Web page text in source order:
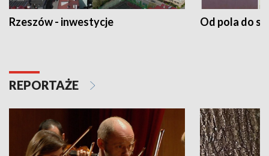
Rzeszów - inwestycje Od pola do
REPORTAŻE